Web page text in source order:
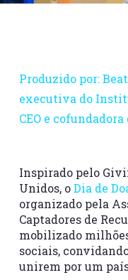
Produzido por:
executiva do
CEO e
Inspirado pelo
Unidos, oDia de
organizado pela
Captadores de
mobilizado
sociais,
unirem por um